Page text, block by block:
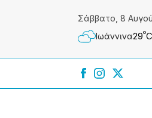
Σάββατο, 8
Ιωάννɩνα29ºC